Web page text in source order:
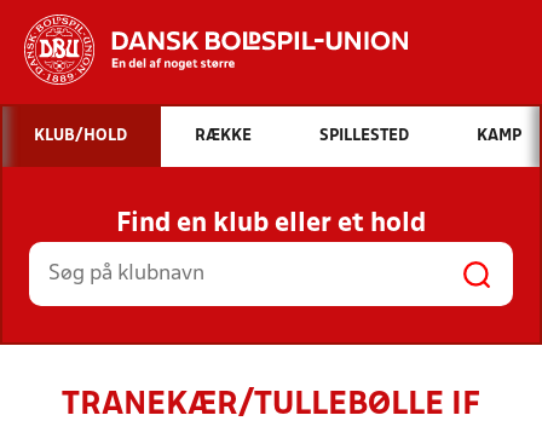
Hvad vil du søge efter?
INDHOLD OG NYHEDER
STILLINGER, RESULTATER, KLUBBER OG
HOLD
KLUB/HOLD RÆKKE SPILLESTED KAMP
Find en klub eller et hold
TRANEKÆR/TULLEBØLLE IF